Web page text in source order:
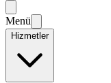
Menü
Hizmetler